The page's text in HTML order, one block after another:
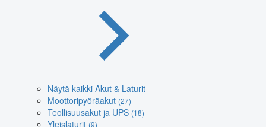
Näytä kaikki Akut & Laturit
Moottoripyöräakut (27)
Teollisuusakut ja UPS (18)
Yleislaturit (9)